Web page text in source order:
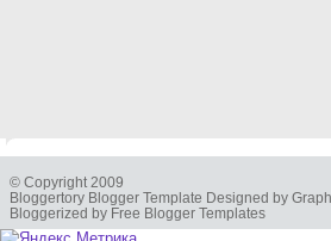
© Copyright 2009
Bloggertory Blogger Template Designed by
Bloggerized by Free Blogger Templates